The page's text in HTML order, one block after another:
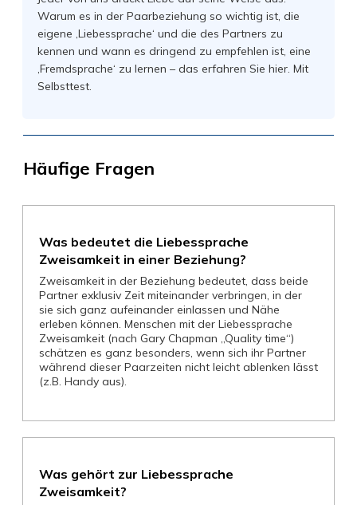
Warum es in der Paarbeziehung so wichtig ist, die
eigene ‚Liebessprache‘ und die des Partners zu
kennen und wann es dringend zu empfehlen ist, eine
‚Fremdsprache‘ zu lernen – das erfahren Sie hier. Mit
Selbsttest.
Häufige Fragen
Was bedeutet die Liebessprache
Zweisamkeit in einer Beziehung?
Zweisamkeit in der Beziehung bedeutet, dass beide
Partner exklusiv Zeit miteinander verbringen, in der
sie sich ganz aufeinander einlassen und Nähe
erleben können. Menschen mit der Liebessprache
Zweisamkeit (nach Gary Chapman „Quality time“)
schätzen es ganz besonders, wenn sich ihr Partner
während dieser Paarzeiten nicht leicht ablenken lässt
(z.B. Handy aus).
Was gehört zur Liebessprache
Zweisamkeit?